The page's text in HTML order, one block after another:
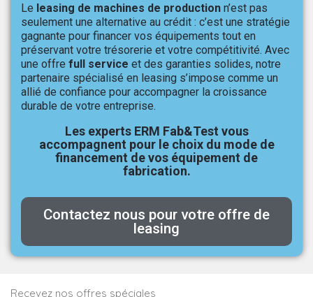
Le leasing de machines de production n’est pas
seulement une alternative au crédit : c’est une stratégie
gagnante pour financer vos équipements tout en
préservant votre trésorerie et votre compétitivité. Avec
une offre full service et des garanties solides, notre
partenaire spécialisé en leasing s’impose comme un
allié de confiance pour accompagner la croissance
durable de votre entreprise.
Les experts ERM Fab&Test vous
accompagnent pour le choix du mode de
financement de vos équipement de
fabrication.
Contactez nous pour votre offre de
leasing
Recevez nos offres spéciales